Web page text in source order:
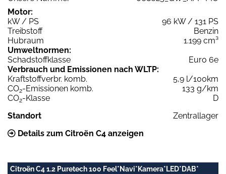
Motor:
kW / PS
96 kW / 131 PS
Treibstoff
Benzin
Hubraum
1.199 cm³
Umweltnormen:
Schadstoffklasse
Euro 6e
Verbrauch und Emissionen nach WLTP:
Kraftstoffverbr. komb.
5,9 l/100km
CO2-Emissionen komb.
133 g/km
CO2-Klasse
D
Standort
Zentrallager
Details zum Citroën C4 anzeigen
Citroën C4 1.2 Puretech 100 Feel*Navi*Kamera*LED*DAB*